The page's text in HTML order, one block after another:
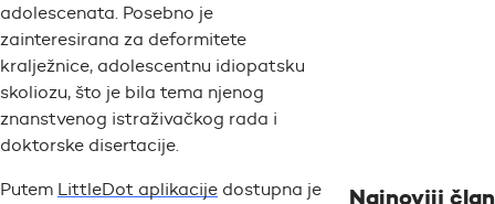
adolescenata. Posebno je
zainteresirana za deformitete
kralježnice, adolescentnu idiopatsku
skoliozu, što je bila tema njenog
znanstvenog istraživačkog rada i
doktorske disertacije.
Putem LittleDot aplikacije dostupna je
Najnoviji